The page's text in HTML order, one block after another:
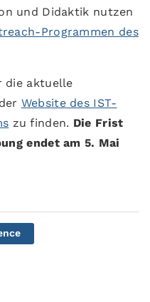
und Didaktik nutzen
Programmen des
die aktuelle
Website des IST-
zu finden. Die Frist
endet am 5. Mai